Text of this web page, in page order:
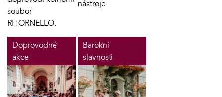
soubor
RITORNELLO.
nástroje.
Doprovodné
akce
Barokní
slavnosti